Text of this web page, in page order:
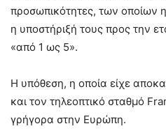
προσωπικότητες, των οποίων η
η υποστήριξή τους προς την
«από 1 ως 5».
Η υπόθεση, η οποία είχε
και τον τηλεοπτικό σταθμό
γρήγορα στην Ευρώπη.